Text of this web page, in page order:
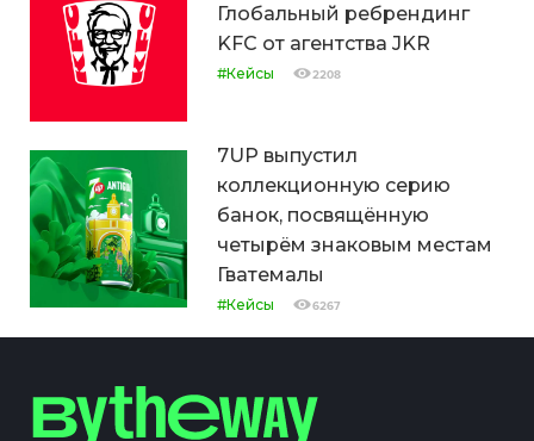
Глобальный ребрендинг
KFC от агентства JKR
#Кейсы 2208
7UP выпустил
коллекционную серию
банок, посвящённую
четырём знаковым местам
Гватемалы
#Кейсы 6267